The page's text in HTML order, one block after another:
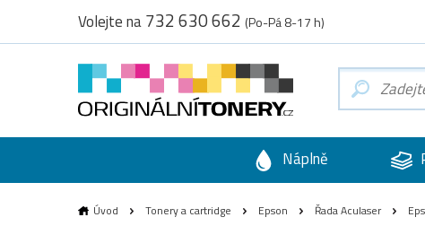
Volejte na732 630 662 (Po-Pá 8-17 h)
Náplně
Úvod Tonery a cartridge Epson Řada Aculaser